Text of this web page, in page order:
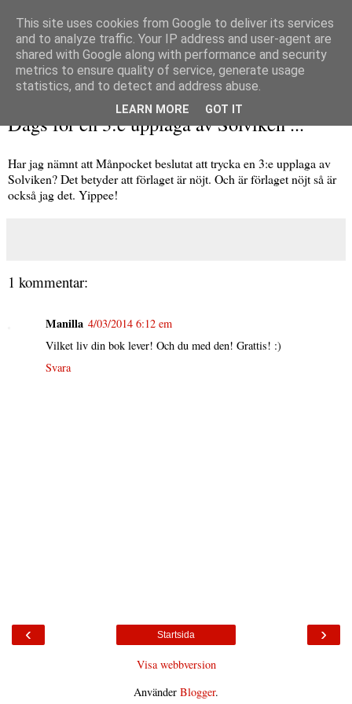
Dags för en 3:e upplaga av Solviken ...
Har jag nämnt att Månpocket beslutat att trycka en 3:e upplaga av
Solviken? Det betyder att förlaget är nöjt. Och är förlaget nöjt så är
också jag det. Yippee!
1 kommentar:
Manilla 4/03/2014 6:12 em
Vilket liv din bok lever! Och du med den! Grattis! :)
Svara
‹ ›
Startsida
Visa webbversion
Använder Blogger.
This site uses cookies from Google to deliver its services
and to analyze traffic. Your IP address and user-agent are
shared with Google along with performance and security
metrics to ensure quality of service, generate usage
statistics, and to detect and address abuse.
LEARN MORE GOT IT